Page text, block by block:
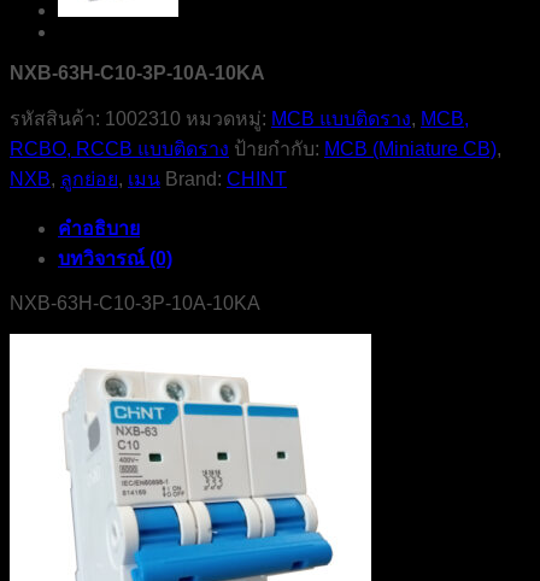
NXB-63H-C10-3P-10A-10KA
รหัสสินค้า: 1002310 หมวดหมู่: MCB แบบติดราง, MCB,
RCBO, RCCB แบบติดราง ป้ายกำกับ: MCB (Miniature CB),
NXB, ลูกย่อย, เมน Brand: CHINT
คำอธิบาย
บทวิจารณ์ (0)
NXB-63H-C10-3P-10A-10KA